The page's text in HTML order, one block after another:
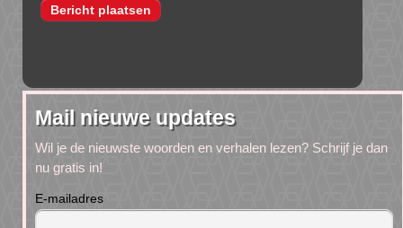
Mail nieuwe updates
Wil je de nieuwste woorden en verhalen lezen? Schrijf je dan
nu gratis in!
E-mailadres